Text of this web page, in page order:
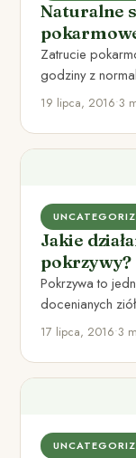
Naturalne
Zatrucie
godziny z
zjedzenie
19 lipca, 2016•3
Jakie
pokrzywy?
Pokrzywa to
docenianych
opryskami…
17 lipca, 2016•3